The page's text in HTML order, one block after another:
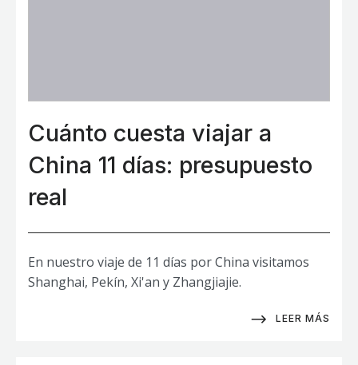
Cuánto cuesta viajar a
China 11 días: presupuesto
real
En nuestro viaje de 11 días por China visitamos
Shanghai, Pekín, Xi'an y Zhangjiajie.
LEER MÁS